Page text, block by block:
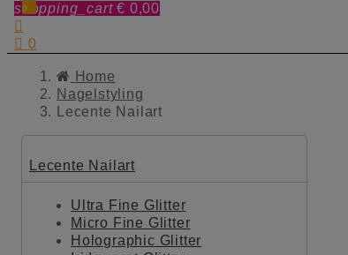
shopping_cart € 0,00
0

 0
Home
Nagelstyling
Lecente Nailart
Lecente Nailart
Ultra Fine Glitter
Micro Fine Glitter
Holographic Glitter